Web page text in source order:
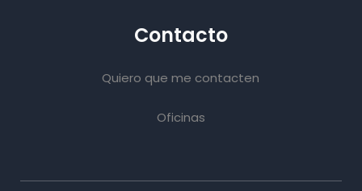
Contacto
Quiero que me contacten
Oficinas